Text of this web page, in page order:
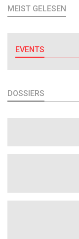
MEIST GELESEN
EVENTS
DOSSIERS